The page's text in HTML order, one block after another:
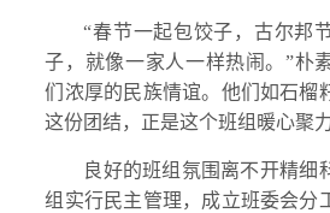
“春节一起包饺子，古尔邦
子，就像一家人一样热闹。”朴
们浓厚的民族情谊。他们如石榴
这份团结，正是这个班组暖心聚
良好的班组氛围离不开精细
组实行民主管理，成立班委会分